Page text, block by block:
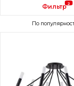
Фильтр 2
По